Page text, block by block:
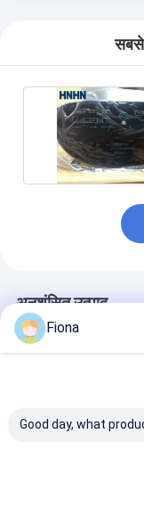
सबसे
अनुशंसित उत्पाद
Fiona
Good day, what